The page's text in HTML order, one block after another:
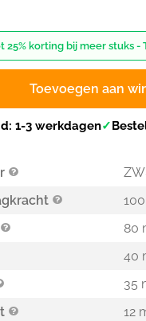
25% korting bij meer stuks
Toevoegen aan
1-3 werkdagen✓
80
40
35
12